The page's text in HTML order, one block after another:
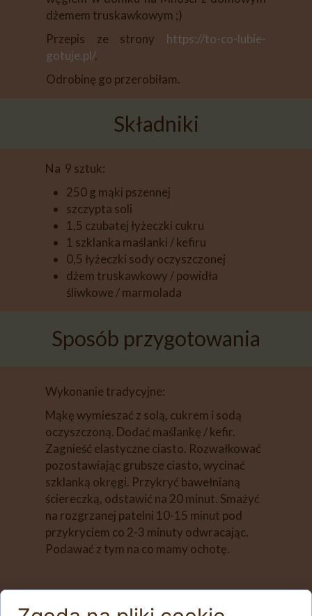
dżemem truskawkowym ;)
Przepis ze strony https://to-co-lubie-
gotuje.pl/.
Odrobinę go przerobiłam.
Składniki
Na 9 sztuk:
250 g mąki pszennej
szczypta soli
1,5 czubatej łyżeczki cukru
1 szklanka maślanki / kefiru
0,5 łyżeczki sody oczyszczonej
dżem truskawkowy / powidła
śliwkowe / marmolada
Sposób przygotowania
Wykonanie tradycyjne:
Mąkę wymieszać z solą, cukrem i sodą
oczyszczoną. Dodać maślankę / kefir.
Zagnieść elastyczne ciasto. Rozwałkować
pozostawiając grubsze ciasto, wycinać
szklanką okręgi. Przykryć bawełnianą
ściereczką, odstawić na 20 minut. Smażyć
na rozgrzanej patelni 10-15 minut pod
przykryciem co 2-3 minuty odwracając.
Podawać z tym na co mamy ochotę.